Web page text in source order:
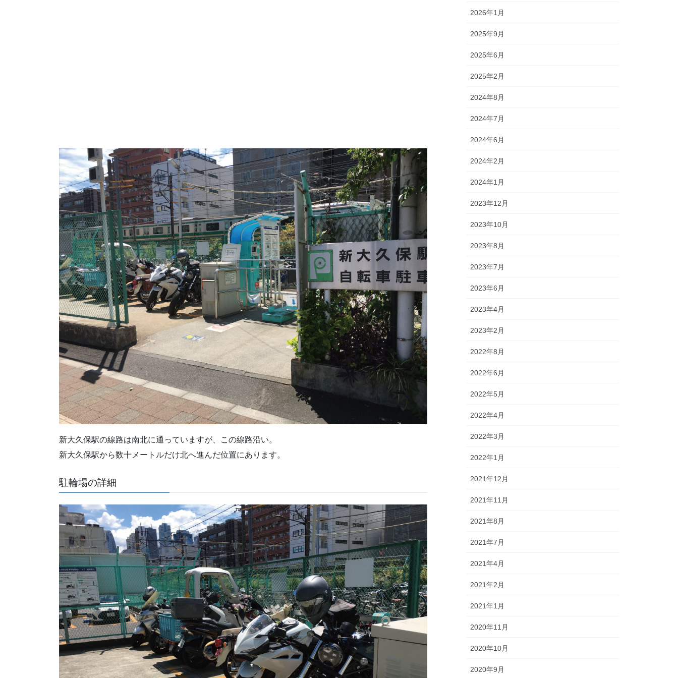
新大久保駅の線路は南北に通っていますが、この線路沿い。
新大久保駅から数十メートルだけ北へ進んだ位置にあります。
駐輪場の詳細
2026年1月
2025年9月
2025年6月
2025年2月
2024年8月
2024年7月
2024年6月
2024年2月
2024年1月
2023年12月
2023年10月
2023年8月
2023年7月
2023年6月
2023年4月
2023年2月
2022年8月
2022年6月
2022年5月
2022年4月
2022年3月
2022年1月
2021年12月
2021年11月
2021年8月
2021年7月
2021年4月
2021年2月
2021年1月
2020年11月
2020年10月
2020年9月